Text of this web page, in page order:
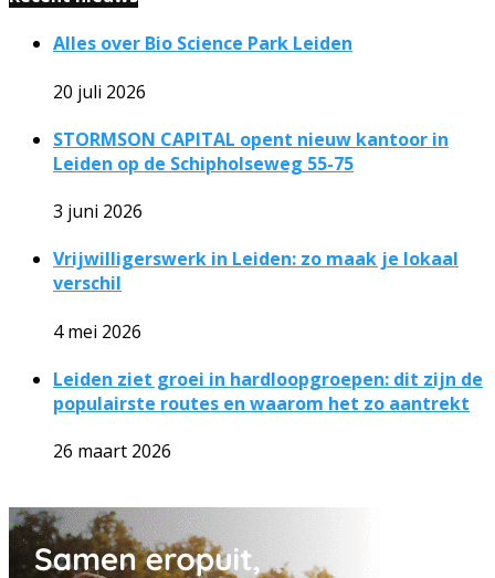
Alles over Bio Science Park Leiden
20 juli 2026
STORMSON CAPITAL opent nieuw kantoor in
Leiden op de Schipholseweg 55-75
3 juni 2026
Vrijwilligerswerk in Leiden: zo maak je lokaal
verschil
4 mei 2026
Leiden ziet groei in hardloopgroepen: dit zijn de
populairste routes en waarom het zo aantrekt
26 maart 2026